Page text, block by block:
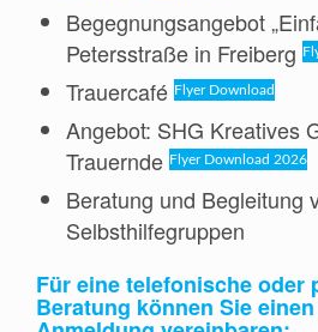
Begegnungsangebot
Petersstraße in Freiberg
Trauercafé Flyer Download
Angebot: SHG Kreatives
Trauernde Flyer Download 2026
Beratung und Begleitung
Selbsthilfegruppen
Für eine telefonische oder
Beratung können Sie